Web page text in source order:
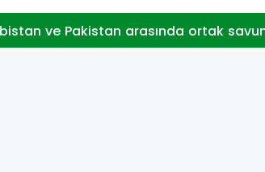
ve Pakistan arasında ortak